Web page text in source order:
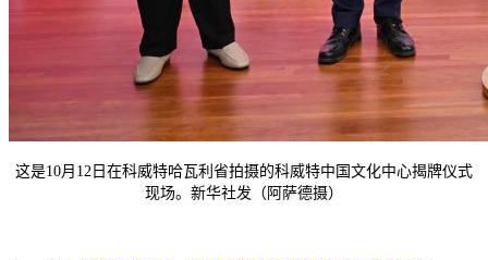
这是10月12日在科威特哈瓦利省拍摄的科威特中国文化中心揭牌仪式
现场。新华社发（阿萨德摄）